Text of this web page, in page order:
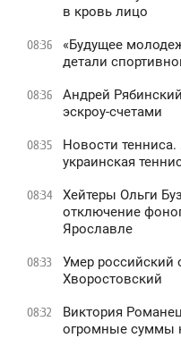
в кровь лицо
08:36
«Будущее
детали
08:36
Андрей
эскроу-счетами
08:35
Новости
украинская
08:34
Хейтеры Ольги
отключение
Ярославле
08:33
Умер
Хворостовский
08:32
Виктория
огромные суммы